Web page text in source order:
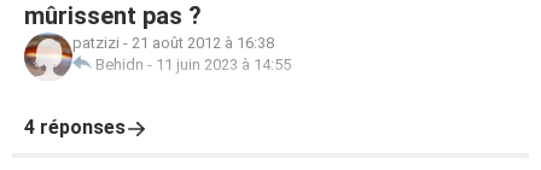
mûrissent pas ?
patzizi - 21 août 2012 à 16:38
Behidn - 11 juin 2023 à 14:55
4 réponses